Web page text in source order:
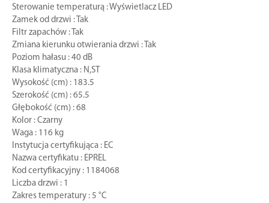
Sterowanie temperaturą : Wyświetlacz LED
Zamek od drzwi : Tak
Filtr zapachów : Tak
Zmiana kierunku otwierania drzwi : Tak
Poziom hałasu : 40 dB
Klasa klimatyczna : N,ST
Wysokość (cm) : 183.5
Szerokość (cm) : 65.5
Głębokość (cm) : 68
Kolor : Czarny
Waga : 116 kg
Instytucja certyfikująca : EC
Nazwa certyfikatu : EPREL
Kod certyfikacyjny : 1184068
Liczba drzwi : 1
Zakres temperatury : 5 °C